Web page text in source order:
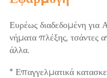
Ευρέως διαδεδομένη για
νήματα πλέξης, τσάντες
άλλα.
* Επαγγελματικά